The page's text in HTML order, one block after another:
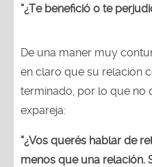
“¿Te benefició o te
De una maner muy
en claro que su relación
terminado, por lo que no
expareja:
“¿Vos querés hablar de
menos que una relación.